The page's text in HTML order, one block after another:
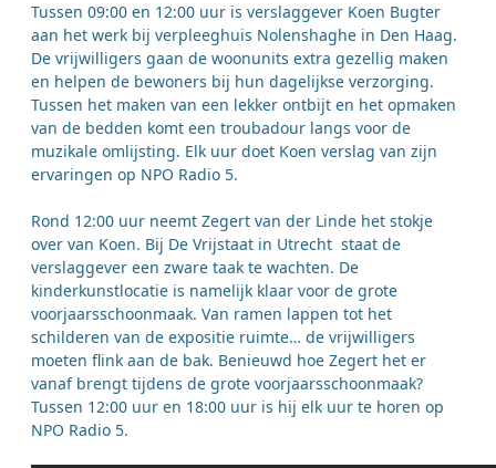
Tussen 09:00 en 12:00 uur is verslaggever Koen Bugter
aan het werk bij verpleeghuis Nolenshaghe in Den Haag.
De vrijwilligers gaan de woonunits extra gezellig maken
en helpen de bewoners bij hun dagelijkse verzorging.
Tussen het maken van een lekker ontbijt en het opmaken
van de bedden komt een troubadour langs voor de
muzikale omlijsting. Elk uur doet Koen verslag van zijn
ervaringen op NPO Radio 5.
Rond 12:00 uur neemt Zegert van der Linde het stokje
over van Koen. Bij De Vrijstaat in Utrecht staat de
verslaggever een zware taak te wachten. De
kinderkunstlocatie is namelijk klaar voor de grote
voorjaarsschoonmaak. Van ramen lappen tot het
schilderen van de expositie ruimte… de vrijwilligers
moeten flink aan de bak. Benieuwd hoe Zegert het er
vanaf brengt tijdens de grote voorjaarsschoonmaak?
Tussen 12:00 uur en 18:00 uur is hij elk uur te horen op
NPO Radio 5.